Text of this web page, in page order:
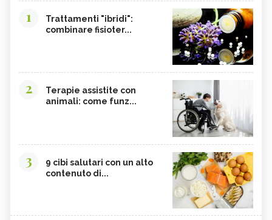
1
Trattamenti "ibridi":
combinare fisioter...
2
Terapie assistite con
animali: come funz...
3
9 cibi salutari con un alto
contenuto di...